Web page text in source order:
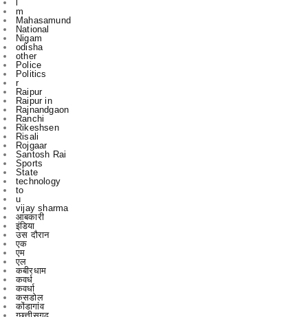
m
Mahasamund
National
Nigam
odisha
other
Police
Politics
r
Raipur
Raipur in
Rajnandgaon
Ranchi
Rikeshsen
Risali
Rojgaar
Santosh Rai
Sports
State
technology
to
u
vijay sharma
आबकारी
इंडिया
उस दौरान
एक
एम
एल
कबीरधाम
कवर्ध
कवर्धा
कसडोल
कोंडागांव